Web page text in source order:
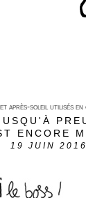
après-soleil utilisés
ENCORE
19 JUIN 2016